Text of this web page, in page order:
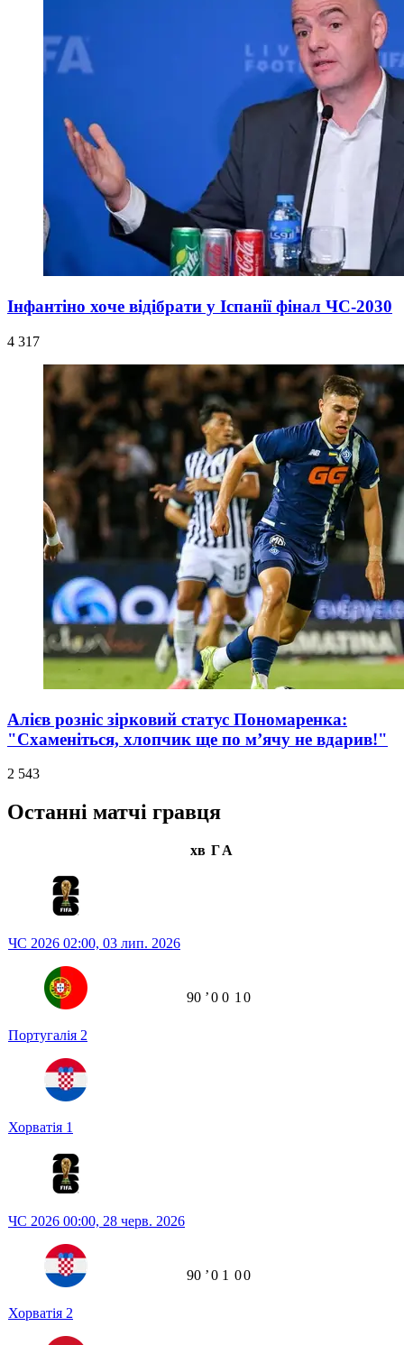
Інфантіно хоче відібрати у Іспанії фінал ЧС-2030
4 317
Алієв розніс зірковий статус Пономаренка:
"Схаменіться, хлопчик ще по м’ячу не вдарив!"
2 543
Останні матчі гравця
хв ГА
ЧС 2026 02:00, 03 лип. 2026
Португалія 2
Хорватія 1
90 ʼ0 0 1 0
ЧС 2026 00:00, 28 черв. 2026
Хорватія 2
90 ʼ0 1 00